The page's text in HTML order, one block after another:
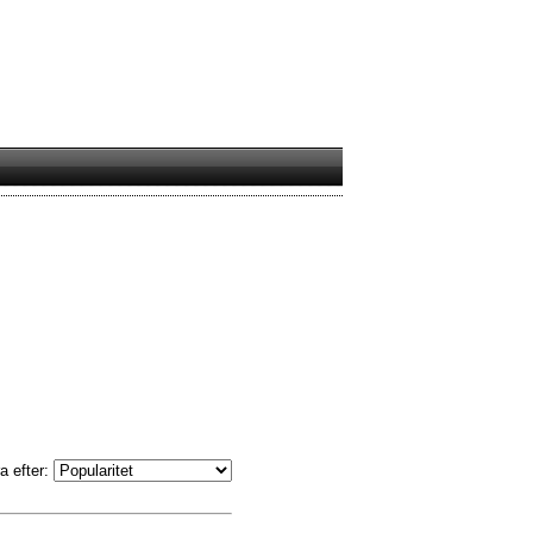
efter: